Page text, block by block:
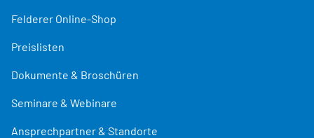
Felderer Online-Shop
Preislisten
Dokumente & Broschüren
Seminare & Webinare
Ansprechpartner & Standorte